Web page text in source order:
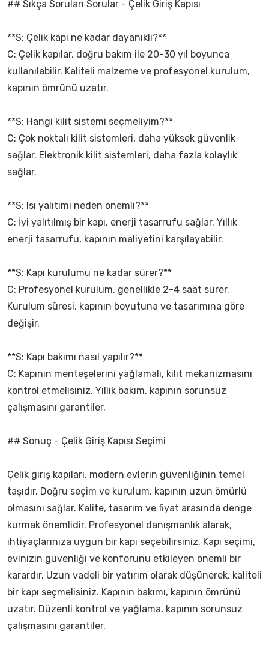
## Sıkça Sorulan Sorular - Çelik Giriş Kapısı
**S: Çelik kapı ne kadar dayanıklı?**
C: Çelik kapılar, doğru bakım ile 20-30 yıl boyunca
kullanılabilir. Kaliteli malzeme ve profesyonel kurulum,
kapının ömrünü uzatır.
**S: Hangi kilit sistemi seçmeliyim?**
C: Çok noktalı kilit sistemleri, daha yüksek güvenlik
sağlar. Elektronik kilit sistemleri, daha fazla kolaylık
sağlar.
**S: Isı yalıtımı neden önemli?**
C: İyi yalıtılmış bir kapı, enerji tasarrufu sağlar. Yıllık
enerji tasarrufu, kapının maliyetini karşılayabilir.
**S: Kapı kurulumu ne kadar sürer?**
C: Profesyonel kurulum, genellikle 2-4 saat sürer.
Kurulum süresi, kapının boyutuna ve tasarımına göre
değişir.
**S: Kapı bakımı nasıl yapılır?**
C: Kapının menteşelerini yağlamalı, kilit mekanizmasını
kontrol etmelisiniz. Yıllık bakım, kapının sorunsuz
çalışmasını garantiler.
## Sonuç - Çelik Giriş Kapısı Seçimi
Çelik giriş kapıları, modern evlerin güvenliğinin temel
taşıdır. Doğru seçim ve kurulum, kapının uzun ömürlü
olmasını sağlar. Kalite, tasarım ve fiyat arasında denge
kurmak önemlidir. Profesyonel danışmanlık alarak,
ihtiyaçlarınıza uygun bir kapı seçebilirsiniz. Kapı seçimi,
evinizin güvenliği ve konforunu etkileyen önemli bir
karardır. Uzun vadeli bir yatırım olarak düşünerek, kaliteli
bir kapı seçmelisiniz. Kapının bakımı, kapının ömrünü
uzatır. Düzenli kontrol ve yağlama, kapının sorunsuz
çalışmasını garantiler.